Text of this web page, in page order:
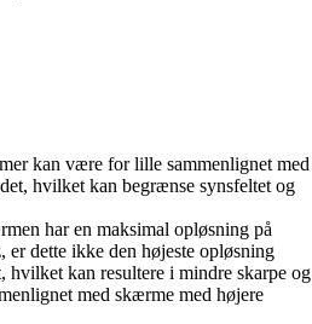
kan være for lille sammenlignet med
hvilket kan begrænse synsfeltet og
har en maksimal opløsning på
er dette ikke den højeste opløsning
hvilket kan resultere i mindre skarpe og
med skærme med højere